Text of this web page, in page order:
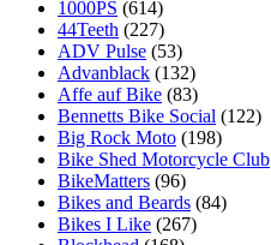
1000PS (614)
44Teeth (227)
ADV Pulse (53)
Advanblack (132)
Affe auf Bike (83)
Bennetts Bike Social (122)
Big Rock Moto (198)
Bike Shed Motorcycle Club
BikeMatters (96)
Bikes and Beards (84)
Bikes I Like (267)